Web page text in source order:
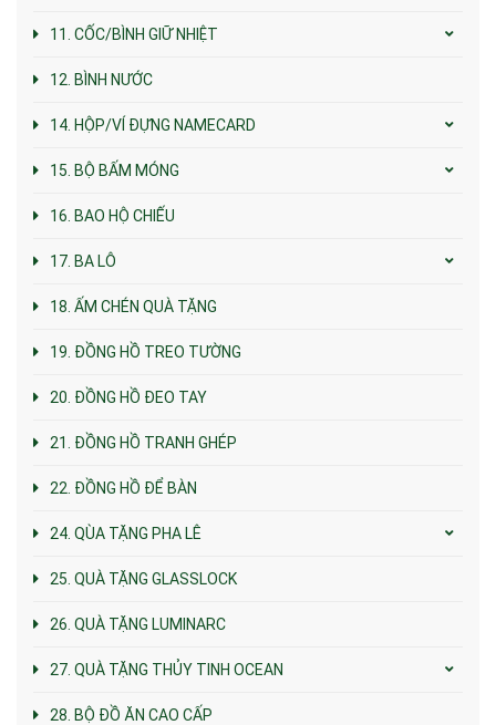
11. CỐC/BÌNH GIỮ NHIỆT
12. BÌNH NƯỚC
14. HỘP/VÍ ĐỰNG NAMECARD
15. BỘ BẤM MÓNG
16. BAO HỘ CHIẾU
17. BA LÔ
18. ẤM CHÉN QUÀ TẶNG
19. ĐỒNG HỒ TREO TƯỜNG
20. ĐỒNG HỒ ĐEO TAY
21. ĐỒNG HỒ TRANH GHÉP
22. ĐỒNG HỒ ĐỂ BÀN
24. QÙA TẶNG PHA LÊ
25. QUÀ TẶNG GLASSLOCK
26. QUÀ TẶNG LUMINARC
27. QUÀ TẶNG THỦY TINH OCEAN
28. BỘ ĐỒ ĂN CAO CẤP